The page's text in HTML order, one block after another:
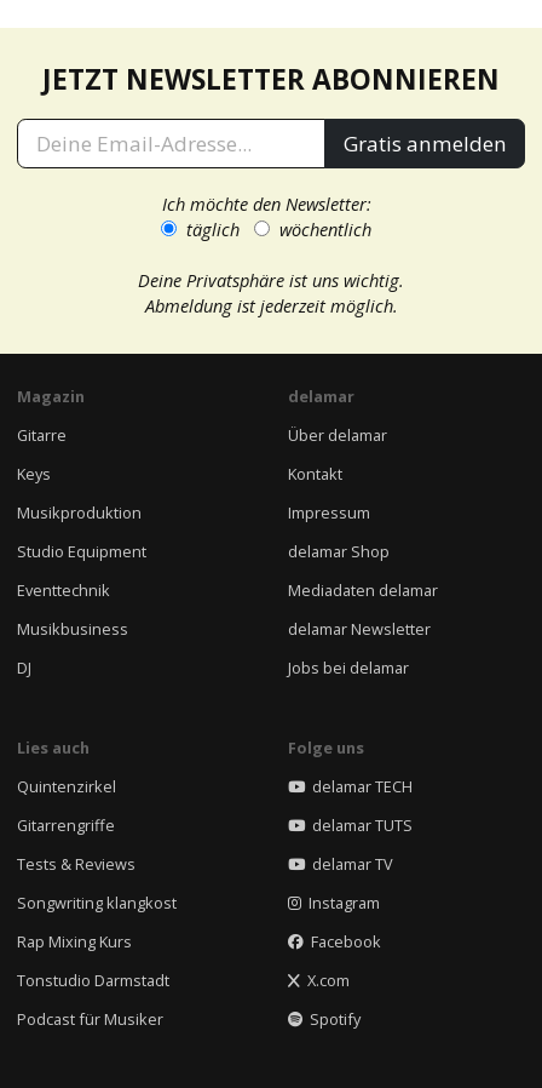
JETZT NEWSLETTER ABONNIEREN
Gratis anmelden
Ich möchte den Newsletter:
täglich
wöchentlich
Deine Privatsphäre ist uns wichtig.
Abmeldung ist jederzeit möglich.
Magazin
Gitarre
Keys
Musikproduktion
Studio Equipment
Eventtechnik
Musikbusiness
DJ
delamar
Über delamar
Kontakt
Impressum
delamar Shop
Mediadaten delamar
delamar Newsletter
Jobs bei delamar
Lies auch
Quintenzirkel
Gitarrengriffe
Tests & Reviews
Songwriting klangkost
Rap Mixing Kurs
Tonstudio Darmstadt
Podcast für Musiker
Folge uns
delamar TECH
delamar TUTS
delamar TV
Instagram
Facebook
X.com
Spotify